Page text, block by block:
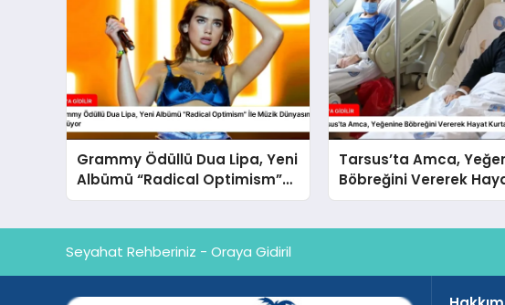
Grammy Ödüllü Dua Lipa, Yeni
Albümü “Radical Optimism”
İle Müzik Dünyasına Geri
Tarsus’ta Amca,
Böbreğini Vererek
Kurtardı
Seyahat Rehberiniz - Oraya Gidiril